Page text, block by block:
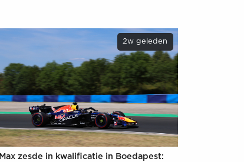
2w geleden
Max zesde in kwalificatie in Boedapest: